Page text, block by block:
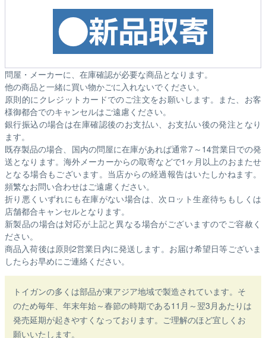
問屋・メーカーに、在庫確認が必要な商品となります。
他の商品と一緒に買い物かごに入れないでください。
原則的にクレジットカードでのご注文をお願いします。また、お客
様御都合でのキャンセルはご遠慮ください。
銀行振込の場合は在庫確認後のお支払い、お支払い後の発注となり
ます。
既存製品の場合、国内の問屋に在庫があれば通常7～14営業日での発
送となります。海外メーカーからの取寄などで1ヶ月以上のおまたせ
となる場合もございます。 当店からの経過報告はいたしかねます。
頻繁なお問い合わせはご遠慮ください。
折り悪くいずれにも在庫がない場合は、次ロット生産待ちもしくは
店舗都合キャンセルとなります。
新製品の場合は対応が上記と異なる場合がございますのでご容赦く
ださい。
商品入荷後は原則2営業日内に発送します。お届け希望日等ございま
したらお早めにご連絡ください。
トイガンの多くは部品が東アジア地域で製造されています。そ
のため毎年、年末年始～春節の時期である11月～翌3月あたりは
発売延期が起きやすくなっております。ご理解のほど宜しくお
願いいたします。